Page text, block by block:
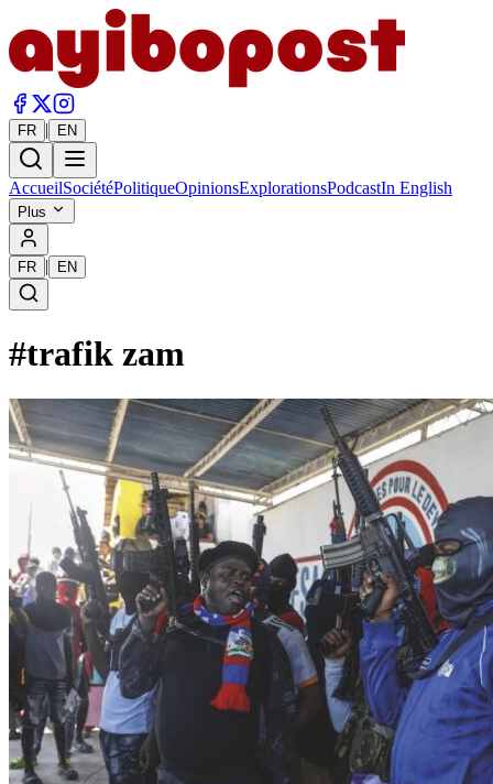
FR | EN
AccueilSociétéPolitiqueOpinionsExplorationsPodcastIn English
Plus
FR | EN
#trafik zam